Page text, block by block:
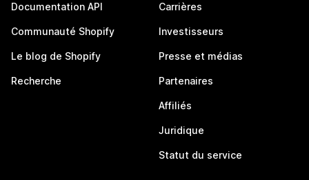
Documentation API
Communauté Shopify
Le blog de Shopify
Recherche
Carrières
Investisseurs
Presse et médias
Partenaires
Affiliés
Juridique
Statut du service